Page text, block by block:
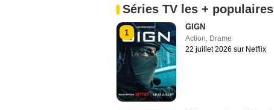
Séries TV les + populaires
1
GIGN
Action, Drame
22 juillet 2026 sur Netflix